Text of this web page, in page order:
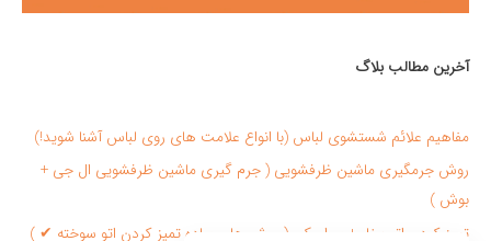
آخرین مطالب بلاگ
مفاهیم علائم شستشوی لباس (با انواع علامت های روی لباس آشنا شوید!)
روش جرمگیری ماشین ظرفشویی ( جرم گیری ماشین ظرفشویی ال جی +
بوش )
تمیز کردن اتو بخار + سرامیکی ( روش های ساده تميز كردن اتو سوخته ✔ )